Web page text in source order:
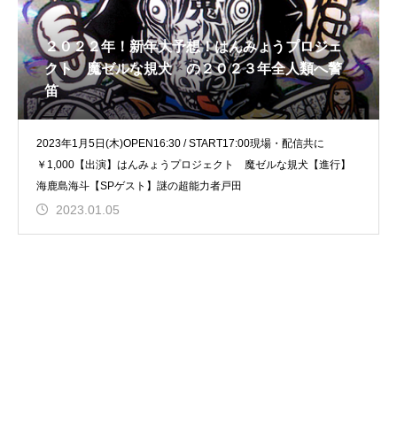
２０２２年！新年大予想！はんみょうプロジェ
クト 魔ゼルな規犬 の２０２３年全人類へ警
笛
2023年1月5日(木)OPEN16:30 / START17:00現場・配信共に
￥1,000【出演】はんみょうプロジェクト 魔ゼルな規犬【進行】
海鹿島海斗【SPゲスト】謎の超能力者戸田
2023.01.05